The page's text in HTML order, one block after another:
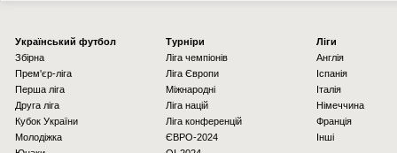
Українcький футбол
Збірна
Прем'єр-ліга
Перша ліга
Друга ліга
Кубок України
Молодіжка
Турніри
Ліга чемпіонів
Ліга Європи
Міжнародні
Ліга націй
Ліга конференцій
ЄВРО-2024
Ліги
Англія
Іспанія
Італія
Німеччина
Франція
Інші